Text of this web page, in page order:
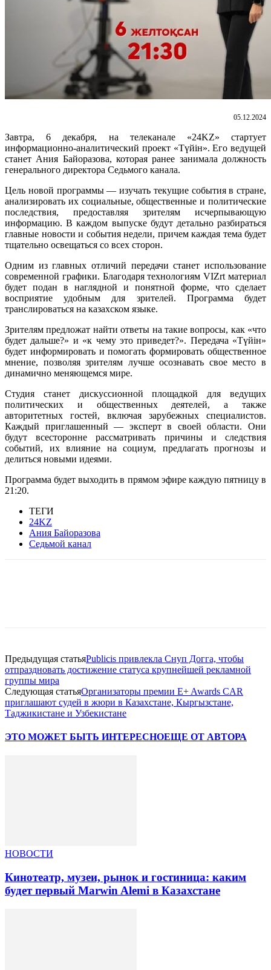
05.12.2024
Завтра, 6 декабря, на телеканале «24KZ» стартует
информационно-аналитический проект «Түйін». Его ведущей
станет Ания Байоразова, которая ранее занимала должность
генерального директора Седьмого канала.
Цель новой программы — изучать текущие события в стране,
анализировать их социальные, общественные и политические
последствия, предоставляя зрителям исчерпывающую
информацию. В каждом выпуске будут детально разбираться
главные новости и события недели, причем каждая тема будет
тщательно освещаться со всех сторон.
Одним из главных отличий передачи станет использование
современной графики. Благодаря технологиям VIZrt материал
будет подан в наглядной и понятной форме, что сделает
восприятие удобным для зрителей. Программа будет
транслироваться на казахском языке.
Зрителям предложат найти ответы на такие вопросы, как «что
будет дальше?» и «к чему это приведет?». Передача «Түйін»
будет информировать и помогать формировать общественное
мнение, позволяя зрителям лучше осознавать свое место в
динамично меняющемся мире.
Студия станет дискуссионной площадкой для ведущих
политических и общественных деятелей, а также
авторитетных гостей, включая зарубежных специалистов.
Каждый приглашенный — эксперт в своей области. Они
будут всесторонне рассматривать причины и следствия
событий, их влияние на социум, предлагать прогнозы и
делиться новыми идеями.
Программа будет выходить в прямом эфире каждую пятницу в
21:20.
ТЕГИ
24KZ
Ания Байоразова
Седьмой канал
Предыдущая статьяPublicis привлекла Снуп Догга, чтобы
отпраздновать достижение статуса крупнейшей рекламной
группы мира
Следующая статьяОрганизаторы премии E+ Awards СAR
приглашают судей в жюри в Казахстане, Кыргызстане,
Таджикистане и Узбекистане
ЭТО МОЖЕТ БЫТЬ ИНТЕРЕСНОЕЩЕ ОТ АВТОРА
НОВОСТИ
Кинотеатр, музеи, рынок и гостиница: каким
будет первый Marwin Alemi в Казахстане